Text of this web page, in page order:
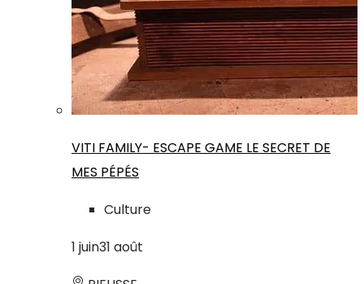
VITI FAMILY- ESCAPE GAME LE SECRET DE
MES PÉPÉS
Culture
1 juin31 août